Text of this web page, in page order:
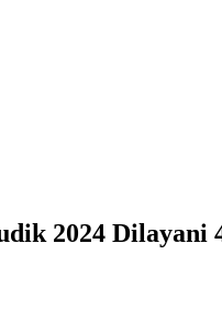
2024 Dilayani